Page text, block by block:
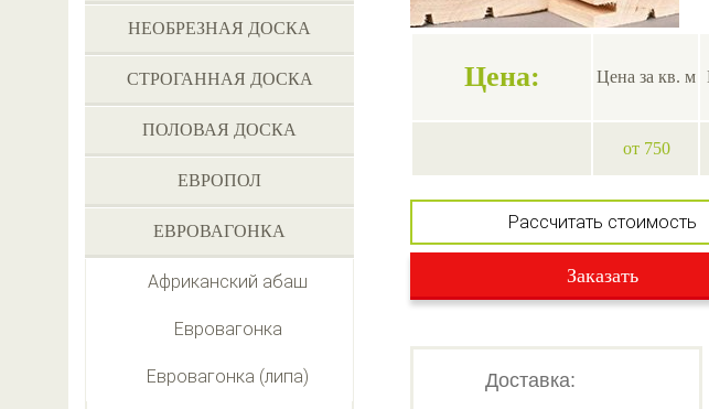
НЕОБРЕЗНАЯ ДОСКА
СТРОГАННАЯ ДОСКА
ПОЛОВАЯ ДОСКА
ЕВРОПОЛ
ЕВРОВАГОНКА
Африканский абаш
Евровагонка
Евровагонка (липа)
Цена: Цена за кв. м
от 750
Рассчитать стоимость
Заказать
Доставка: